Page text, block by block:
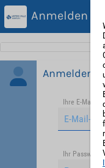
Anmelden
Anmelden
Ihre E-Mail-
Ihr Passwort